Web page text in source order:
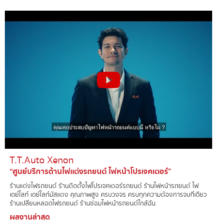
T.T.Auto Xenon​
“ศูนย์บริการด้านไฟเเต่งรถยนต์ ไฟหน้าโปรเจคเตอร์”
ร้านแต่งไฟรถยนต์์ ร้านติดตั้งไฟโปรเจคเตอร์รถยนต์ ร้านไฟหน้ารถยนต์ ไฟ
เดย์ไลท์ เดย์ไลท์มัสแตง คุณภาพสูง ครบวงจร ครบทุกความต้องการจบที่เดียว
ร้านเปลี่ยนหลอดไฟรถยนต์ ร้านซ่อมไฟหน้ารถยนต์ใกล้ฉัน
ผลงานล่าสุด